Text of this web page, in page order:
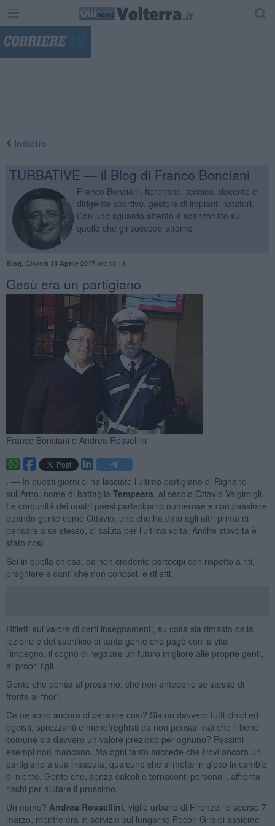
Indietro
TURBATIVE — il Blog di Franco Bonciani
Franco Bonciani, fiorentino, tecnico, docente e
dirigente sportivo, gestore di impianti natatori.
Con uno sguardo attento e scanzonato su
quello che gli succede attorno
Blog Giovedì 13 Aprile 2017ore 13:13
​Gesù era un partigiano
Franco Bonciani e Andrea Rossellini
. — In questi giorni ci ha lasciato l’ultimo partigiano di Rignano
sull’Arno, nome di battaglia Tempesta , al secolo Ottavio Valgimigli.
Le comunità dei nostri paesi partecipano numerose e con passione
quando gente come Ottavio, uno che ha dato agli altri prima di
pensare a se stesso, ci saluta per l’ultima volta. Anche stavolta è
stato così.
Sei in quella chiesa, da non credente partecipi con rispetto a riti,
preghiere e canti che non conosci, e rifletti.
Rifletti sul valore di certi insegnamenti, su cosa sia rimasto della
lezione e del sacrificio di tanta gente che pagò con la vita
l’impegno, il sogno di regalare un futuro migliore alle proprie genti,
ai propri figli.
Gente che pensa al prossimo, che non antepone se stesso di
fronte al “noi”.
Ce ne sono ancora di persone così? Siamo davvero tutti cinici ed
egoisti, sprezzanti e menefreghisti da non pensar mai che il bene
comune sia davvero un valore prezioso per ognuno? Pessimi
esempi non mancano. Ma ogni tanto succede che trovi ancora un
partigiano a sua insaputa, qualcuno che si mette in gioco in cambio
di niente. Gente che, senza calcoli e tornaconti personali, affronta
rischi per aiutare il prossimo.
Un nome? Andrea Rossellini , vigile urbano di Firenze: lo scorso 7
marzo, mentre era in servizio sul lungarno Pecori Giraldi assieme